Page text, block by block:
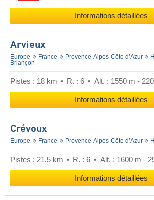
Informations détaillées
Arvieux
Europe France Provence-Alpes-Côte d’Azur
Briançon
Pistes : 18 km R. : 6 Alt. : 1550 m -
Informations détaillées
Crévoux
Europe France Provence-Alpes-Côte d’Azur
Pistes : 21,5 km R. : 6 Alt. : 1600 m -
Informations détaillées